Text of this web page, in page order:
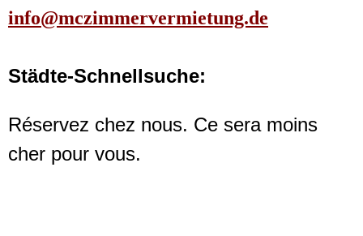
info@mczimmervermietung.de
Städte-Schnellsuche:
Réservez chez nous. Ce sera moins
cher pour vous.